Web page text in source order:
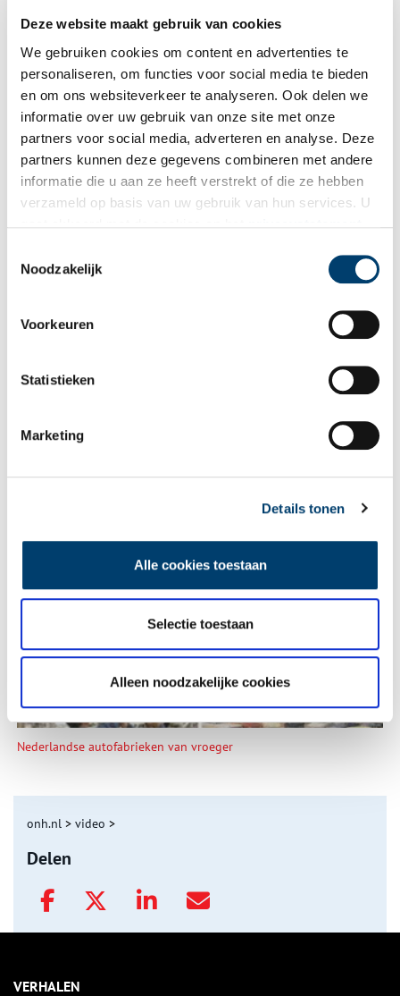
Deze website maakt gebruik van cookies
We gebruiken cookies om content en advertenties te
personaliseren, om functies voor social media te bieden
en om ons websiteverkeer te analyseren. Ook delen we
informatie over uw gebruik van onze site met onze
partners voor social media, adverteren en analyse. Deze
partners kunnen deze gegevens combineren met andere
informatie die u aan ze heeft verstrekt of die ze hebben
verzameld op basis van uw gebruik van hun services. U
Noodzakelijk
Voorkeuren
Statistieken
Marketing
Details tonen
Alle cookies toestaan
Selectie toestaan
Alleen noodzakelijke cookies
E-mail *
Vink dit aan als u op de hoogte gehouden wil worden.
Bekijk meer video's
Tien verdwenen pretparken
De eendenboeten op De Haukes
Nederlandse autofabrieken van vroeger
onh.nl > video >
Delen
VERHALEN